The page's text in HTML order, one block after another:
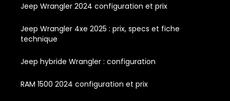
Jeep Wrangler 2024 configuration et prix
Jeep Wrangler 4xe 2025 : prix, specs et fiche
technique
Jeep hybride Wrangler : configuration
RAM 1500 2024 configuration et prix